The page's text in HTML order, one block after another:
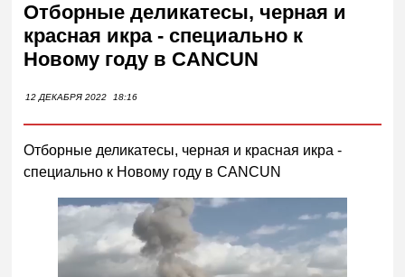
Отборные деликатесы, черная и
красная икра - специально к
Новому году в CANCUN
12 ДЕКАБРЯ 2022 18:16
Отборные деликатесы, черная и красная икра -
специально к Новому году в CANCUN